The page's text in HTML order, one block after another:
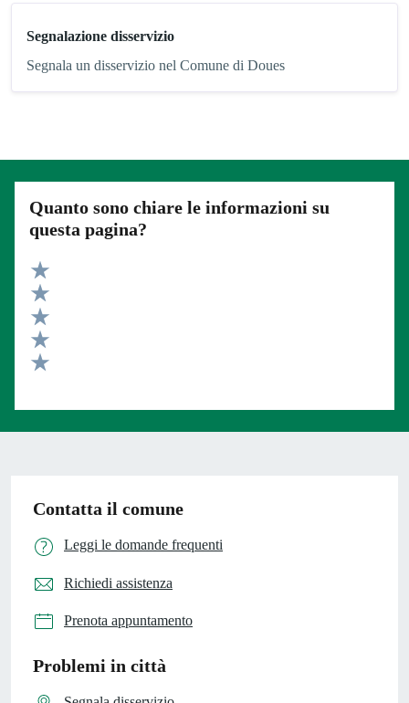
Segnalazione disservizio
Segnala un disservizio nel Comune di Doues
Quanto sono chiare le informazioni su
questa pagina?
Valuta 5 stelle su 5
Valuta 4 stelle su 5
Valuta 3 stelle su 5
Valuta 2 stelle su 5
Contatta il comune
Leggi le domande frequenti
Richiedi assistenza
Prenota appuntamento
Problemi in città